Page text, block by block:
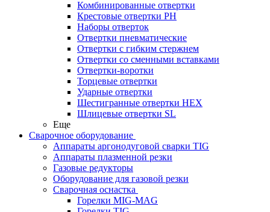
Комбинированные отвертки
Крестовые отвертки PH
Наборы отверток
Отвертки пневматические
Отвертки с гибким стержнем
Отвертки со сменными вставками
Отвертки-воротки
Торцевые отвертки
Ударные отвертки
Шестигранные отвертки HEX
Шлицевые отвертки SL
Еще
Сварочное оборудование
Аппараты аргонодуговой сварки TIG
Аппараты плазменной резки
Газовые редукторы
Оборудование для газовой резки
Сварочная оснастка
Горелки MIG-MAG